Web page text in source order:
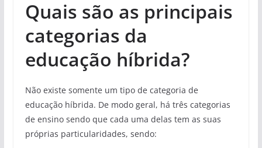
Quais são as principais
categorias da
educação híbrida?
Não existe somente um tipo de categoria de
educação híbrida. De modo geral, há três categorias
de ensino sendo que cada uma delas tem as suas
próprias particularidades, sendo: